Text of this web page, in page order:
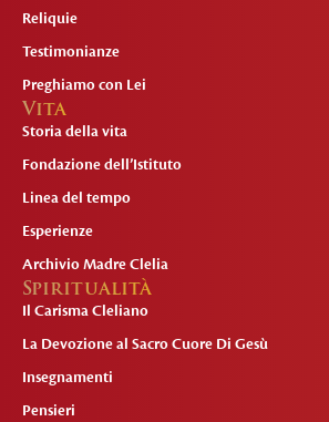
Reliquie
Testimonianze
Preghiamo con Lei
Vita
Storia della vita
Fondazione dell’Istituto
Linea del tempo
Esperienze
Archivio Madre Clelia
Spiritualità
Il Carisma Cleliano
La Devozione al Sacro Cuore Di Gesù
Insegnamenti
Pensieri